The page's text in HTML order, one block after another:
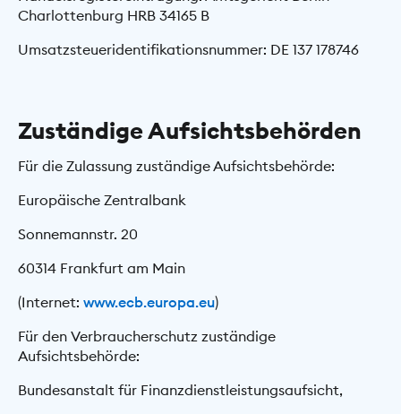
Charlottenburg HRB 34165 B
Umsatzsteueridentifikationsnummer: DE 137 178746
Zuständige Aufsichtsbehörden
Für die Zulassung zuständige Aufsichtsbehörde:
Europäische Zentralbank
Sonnemannstr. 20
60314 Frankfurt am Main
(Internet: www.ecb.europa.eu)
Für den Verbraucherschutz zuständige
Aufsichtsbehörde:
Bundesanstalt für Finanzdienstleistungsaufsicht,